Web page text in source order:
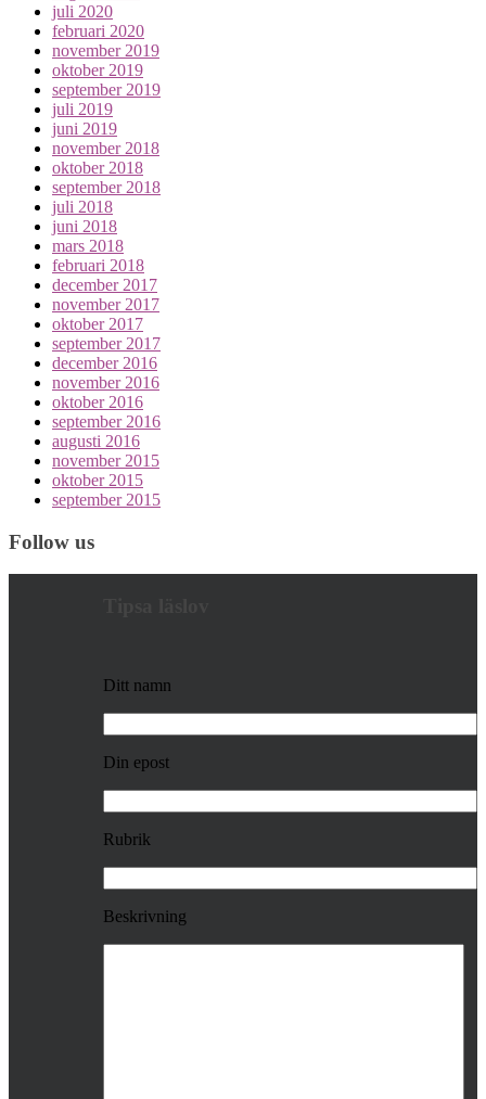
juli 2020
februari 2020
november 2019
oktober 2019
september 2019
juli 2019
juni 2019
november 2018
oktober 2018
september 2018
juli 2018
juni 2018
mars 2018
februari 2018
december 2017
november 2017
oktober 2017
september 2017
december 2016
november 2016
oktober 2016
september 2016
augusti 2016
november 2015
oktober 2015
september 2015
Follow us
Ditt namn
Din epost
Rubrik
Beskrivning